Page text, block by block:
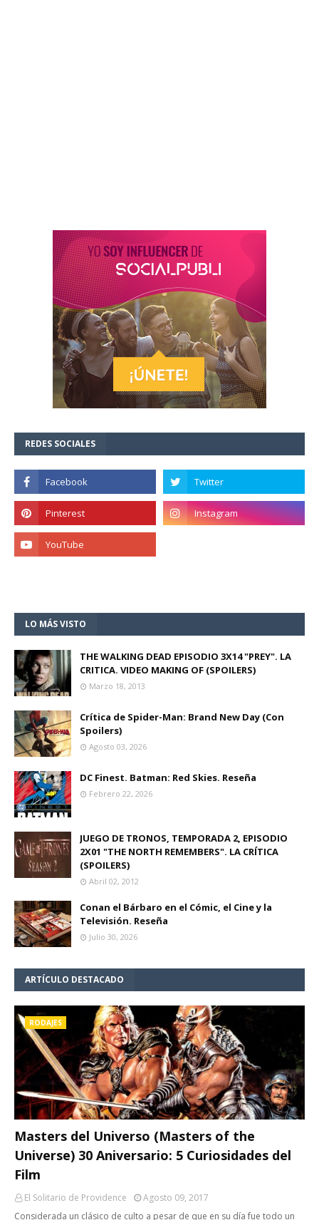
REDES SOCIALES
LO MÁS VISTO
THE WALKING DEAD EPISODIO 3X14 "PREY". LA
CRITICA. VIDEO MAKING OF (SPOILERS)
Marzo 18, 2013
Crítica de Spider-Man: Brand New Day (Con
Spoilers)
Agosto 03, 2026
DC Finest. Batman: Red Skies. Reseña
Febrero 22, 2026
JUEGO DE TRONOS, TEMPORADA 2, EPISODIO
2X01 "THE NORTH REMEMBERS". LA CRÍTICA
(SPOILERS)
Abril 02, 2012
Conan el Bárbaro en el Cómic, el Cine y la
Televisión. Reseña
Julio 30, 2026
ARTÍCULO DESTACADO
RODAJES
Masters del Universo (Masters of the
Universe) 30 Aniversario: 5 Curiosidades del
Film
El Solitario de Providence
Agosto 09, 2017
Considerada un clásico de culto a pesar de que en su día fue todo un